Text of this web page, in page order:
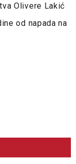
Olivere Lakić
od napada na